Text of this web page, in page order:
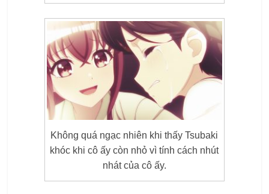
Không quá ngạc nhiên khi thấy Tsubaki
khóc khi cô ấy còn nhỏ vì tính cách nhút
nhát của cô ấy.